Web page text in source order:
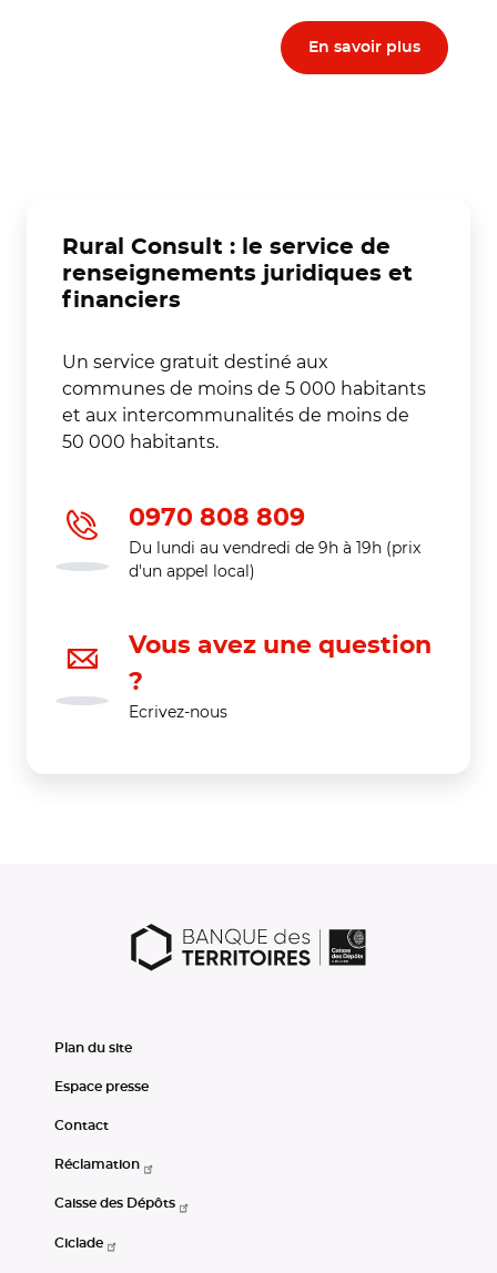
En savoir plus
Rural Consult : le service de
renseignements juridiques et
financiers
Un service gratuit destiné aux
communes de moins de 5 000 habitants
et aux intercommunalités de moins de
50 000 habitants.
0970 808 809
Du lundi au vendredi de 9h à 19h (prix
d'un appel local)
Vous avez une question
?
Ecrivez-nous
Plan du site
Espace presse
Contact
Réclamation
Caisse des Dépôts
Ciclade